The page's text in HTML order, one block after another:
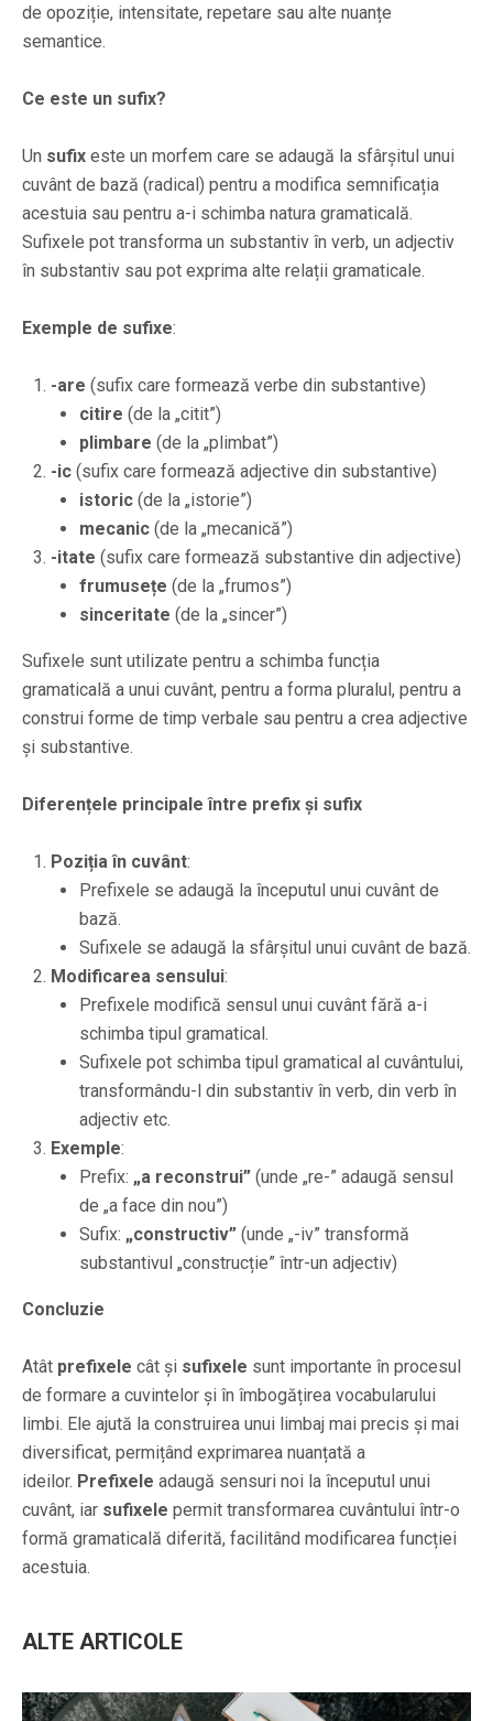
de opoziție, intensitate, repetare sau alte nuanțe
semantice.
Ce este un sufix?
Un sufix este un morfem care se adaugă la sfârșitul unui
cuvânt de bază (radical) pentru a modifica semnificația
acestuia sau pentru a-i schimba natura gramaticală.
Sufixele pot transforma un substantiv în verb, un adjectiv
în substantiv sau pot exprima alte relații gramaticale.
Exemple de sufixe:
-are (sufix care formează verbe din substantive)
citire (de la „citit”)
plimbare (de la „plimbat”)
-ic (sufix care formează adjective din substantive)
istoric (de la „istorie”)
mecanic (de la „mecanică”)
-itate (sufix care formează substantive din adjective)
frumusețe (de la „frumos”)
sinceritate (de la „sincer”)
Sufixele sunt utilizate pentru a schimba funcția
gramaticală a unui cuvânt, pentru a forma pluralul, pentru a
construi forme de timp verbale sau pentru a crea adjective
și substantive.
Diferențele principale între prefix și sufix
Poziția în cuvânt:
Prefixele se adaugă la începutul unui cuvânt de
bază.
Sufixele se adaugă la sfârșitul unui cuvânt de bază.
Modificarea sensului:
Prefixele modifică sensul unui cuvânt fără a-i
schimba tipul gramatical.
Sufixele pot schimba tipul gramatical al cuvântului,
transformându-l din substantiv în verb, din verb în
adjectiv etc.
Exemple:
Prefix: „a reconstrui” (unde „re-” adaugă sensul
de „a face din nou”)
Sufix: „constructiv” (unde „-iv” transformă
substantivul „construcție” într-un adjectiv)
Concluzie
Atât prefixele cât și sufixele sunt importante în procesul
de formare a cuvintelor și în îmbogățirea vocabularului
limbi. Ele ajută la construirea unui limbaj mai precis și mai
diversificat, permițând exprimarea nuanțată a
ideilor. Prefixele adaugă sensuri noi la începutul unui
cuvânt, iar sufixele permit transformarea cuvântului într-o
formă gramaticală diferită, facilitând modificarea funcției
acestuia.
ALTE ARTICOLE